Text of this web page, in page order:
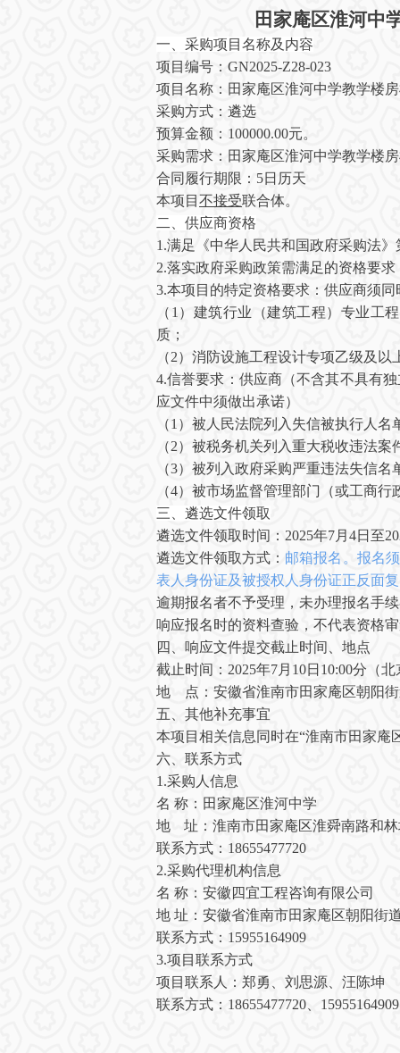
田家庵区淮河中
一、采购项目名称及内容
项目编号： GN2025-Z28-023
项目名称： 田家庵区淮河中学教学楼
采购方式： 遴选
预算金额： 100000.00元。
采购需求： 田家庵区淮河中学教学楼
合同履行期限： 5日历天
本项目 不接受联合体。
二、 供应商资格
1.满足《中华人民共和国政府采购法
2.落实政府采购政策需满足的资格要求
3.本项目的特定资格要求： 供应商须同
（ 1）建筑行业（建筑工程）专业工
质；
（2）消防设施工程设计专项乙级及以
4.信誉要求 ： 供应商（不含其不具有
应文件中须做出承诺）
（1）被人民法院列入失信被执行人名
（2）被税务机关列入重大税收违法案
（3）被列入政府采购严重违法失信名
（4）被市场监督管理部门（或工商
三
遴选文件领取
遴选文件领取时间： 2025年7月4日至
遴选文件领取方式： 邮箱报名。报名
表人身份证及被授权人身份证正反面
逾期报名者不予受理，未办理报名手
响应报名时的资料查验，不代表资格
四
、响应文件提交截止时间
地点
截止时间： 2025年7月 10日 10:00分 （
地
点：安徽省淮南市田家庵区朝阳
五 、其他补充事宜
本项目相关信息同时在“淮南市田家庵
六
联系方式
1.采购人信息
名 称： 田家庵区淮河中学
地
址：淮南市田家庵区淮舜南路和
联系方式： 18655477720
2.采购代理机构信息
名 称：安徽四宜工程咨询有限公司
地 址：安徽省淮南市田家庵区朝阳街
联系方式： 15955164909
3.项目联系方式
项目联系人： 郑勇、刘思源、 汪陈坤
联系方式 ： 18655477720 15955164909